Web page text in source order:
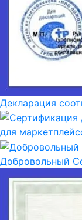
Декларация
для
Добровольный